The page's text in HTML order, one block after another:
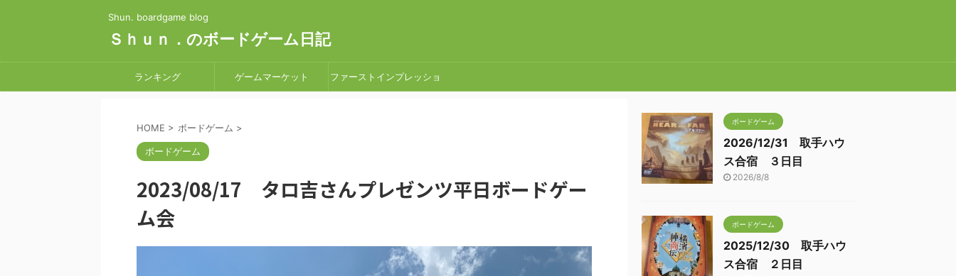
Shun. boardgame blog
Ｓｈｕｎ．のボードゲーム日記
ランキング ゲームマーケット ファーストインプレッショ
HOME > ボードゲーム >
ボードゲーム
2023/08/17 タロ吉さんプレゼンツ平日ボードゲー
ム会
ボードゲーム
2026/12/31 取手ハウ
ス合宿 ３日目
2026/8/8
ボードゲーム
2025/12/30 取手ハウ
ス合宿 ２日目